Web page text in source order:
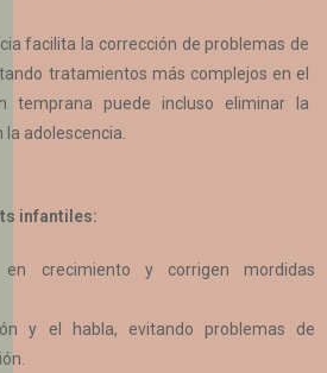
facilita la corrección de problemas de
tratamientos más complejos en el
temprana puede incluso eliminar la
la adolescencia.
infantiles:
crecimiento y corrigen mordidas
y el habla, evitando problemas de